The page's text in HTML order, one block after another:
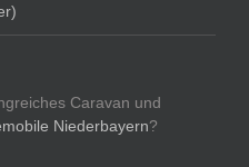
Caravan und
Niederbayern?